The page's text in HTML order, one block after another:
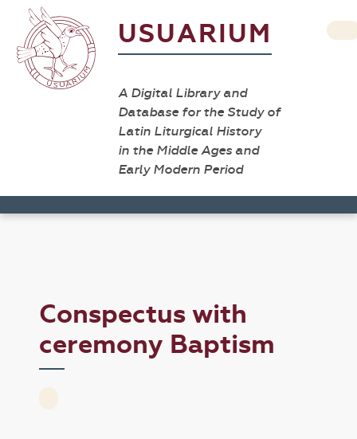
USUARIUM
A Digital Library and
Database for the Study of
Latin Liturgical History
in the Middle Ages and
Early Modern Period
Conspectus with
ceremony Baptism